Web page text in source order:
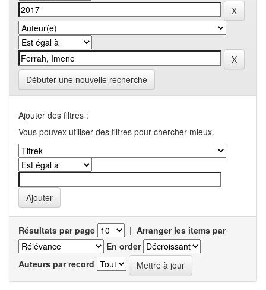
Débuter une nouvelle recherche
Ajouter des filtres :
Vous pouvex utiliser des filtres pour chercher mieux.
Résultats par page | Arranger les items par
En order
Auteurs par record